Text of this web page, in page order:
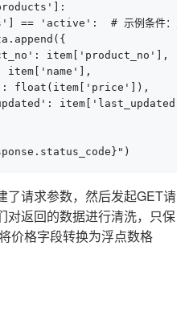
== 'active':  # 示例条件：只
item['product_no'],
item['name'],
float(item['price']),
item['last_updated']
了请求参数，然后发起GET请
对返回的数据进行清洗，只保
价格字段转换为浮点数格